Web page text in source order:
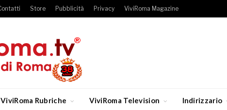
Store Pubblicità Privacy ViviRoma Magazine
ViviRoma Rubriche ViviRoma Television Indirizzario